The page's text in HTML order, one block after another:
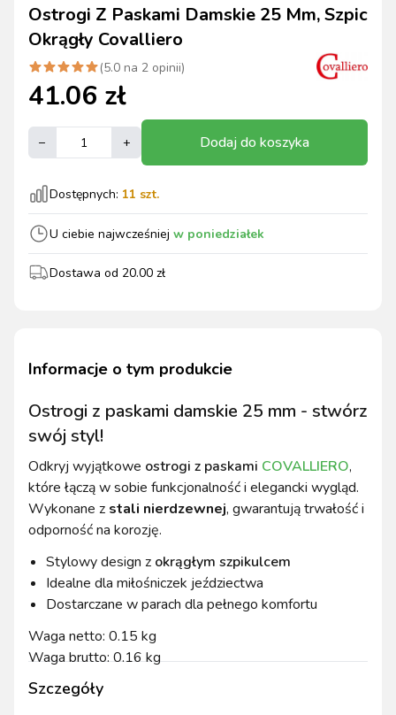
Ostrogi Z Paskami Damskie 25 Mm, Szpic
Okrągły Covalliero
(5.0 na 2 opinii)
41.06 zł
– + Dodaj do koszyka
Dostępnych: 11 szt.
U ciebie najwcześniej w poniedziałek
Dostawa od 20.00 zł
Szczegóły
Informacje o tym produkcie
Ostrogi z paskami damskie 25 mm - stwórz
swój styl!
Odkryj wyjątkowe ostrogi z paskami COVALLIERO,
które łączą w sobie funkcjonalność i elegancki wygląd.
Wykonane z stali nierdzewnej, gwarantują trwałość i
odporność na korozję.
Stylowy design z okrągłym szpikulcem
Idealne dla miłośniczek jeździectwa
Dostarczane w parach dla pełnego komfortu
Waga netto: 0.15 kg
Waga brutto: 0.16 kg